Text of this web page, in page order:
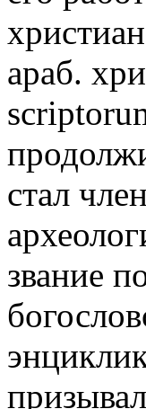
араб.
стал
звание